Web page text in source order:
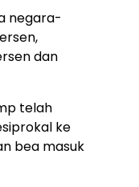
negara-
dan
telah
ke
bea masuk